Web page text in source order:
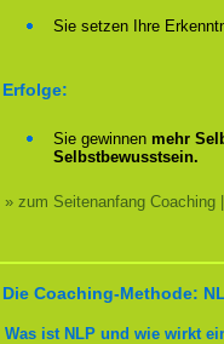
Sie setzen Ihre
Erfolge:
Sie gewinnen mehr
Selbstbewusstsein.
» zum Seitenanfang Coaching
Die Coaching-Methode:
Was ist NLP und wie wirkt